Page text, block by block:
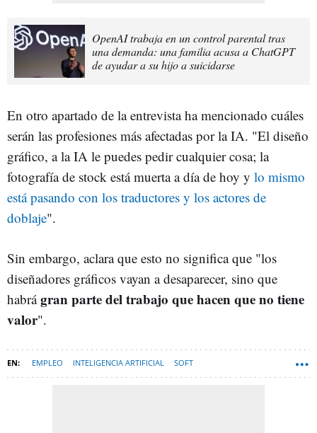
OpenAI trabaja en un control parental tras
una demanda: una familia acusa a ChatGPT
de ayudar a su hijo a suicidarse
En otro apartado de la entrevista ha mencionado cuáles
serán las profesiones más afectadas por la IA. "El diseño
gráfico, a la IA le puedes pedir cualquier cosa; la
fotografía de stock está muerta a día de hoy y lo mismo
está pasando con los traductores y los actores de
doblaje".
Sin embargo, aclara que esto no significa que "los
diseñadores gráficos vayan a desaparecer, sino que
habrágran parte del trabajo que hacen que no tiene
valor".
EMPLEO INTELIGENCIA ARTIFICIAL SOFT